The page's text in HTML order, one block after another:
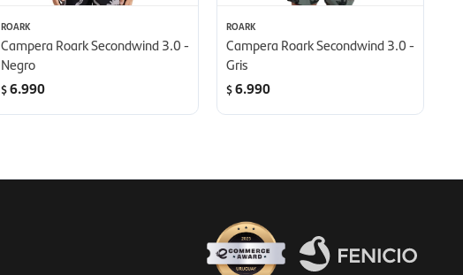
ROARK
Campera Roark Secondwind 3.0 -
Negro
$6.990
ROARK
Campera Roark Secondwind 3.0 -
Gris
$6.990